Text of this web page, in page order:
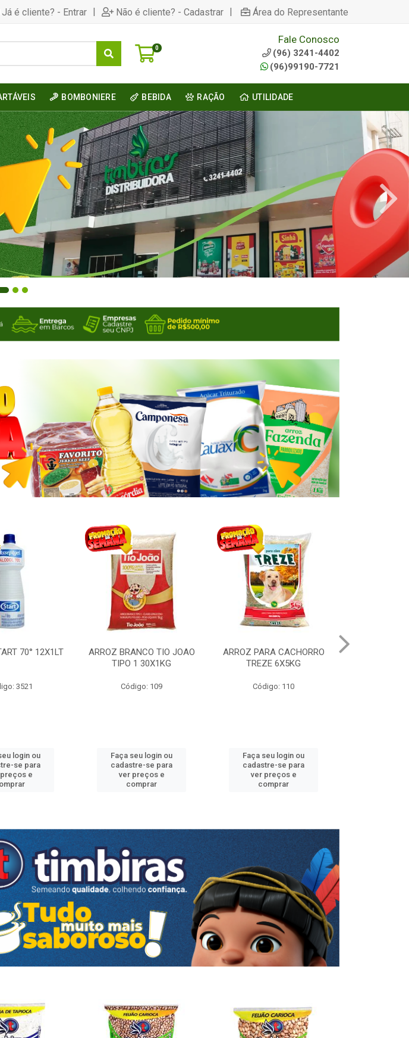
Já é cliente? - Entrar | Não é cliente? - Cadastrar | Área do Representante
0
Fale Conosco
(96) 3241-4402
(96)99190-7721
BOMBONIERE BEBIDA RAÇÃO UTILIDADE
ARROZ BRANCO TIO JOAO
TIPO 1 30X1KG
Código: 109
Faça seu login ou
cadastre-se para
ver preços e
ARROZ PARA CACHORRO
TREZE 6X5KG
Código: 110
Faça seu login ou
cadastre-se para
ver preços e
BATATA PALHA